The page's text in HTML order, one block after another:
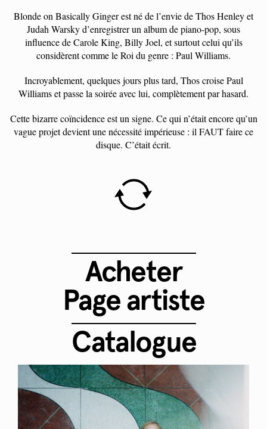
Blonde on Basically Ginger est né de l’envie de Thos Henley et
Judah Warsky d’enregistrer un album de piano-pop, sous
influence de Carole King, Billy Joel, et surtout celui qu’ils
considèrent comme le Roi du genre : Paul Williams.
Incroyablement, quelques jours plus tard, Thos croise Paul
Williams et passe la soirée avec lui, complètement par hasard.
Cette bizarre coïncidence est un signe. Ce qui n’était encore qu’un
vague projet devient une nécessité impérieuse : il FAUT faire ce
disque. C’était écrit.
Acheter
Page artiste
Catalogue